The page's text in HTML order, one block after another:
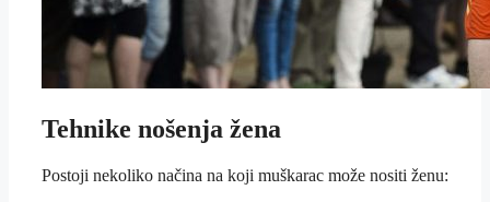
Tehnike nošenja žena
Postoji nekoliko načina na koji muškarac može nositi ženu: